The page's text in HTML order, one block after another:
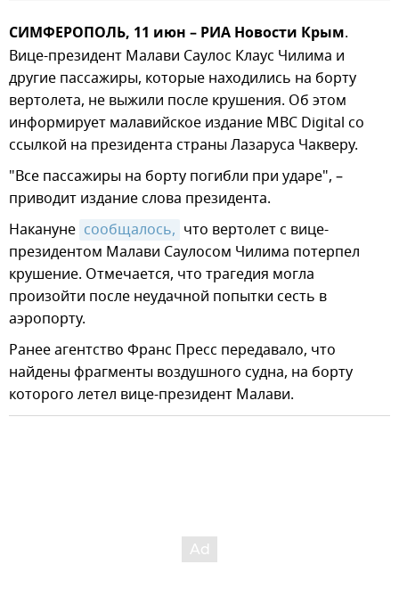
СИМФЕРОПОЛЬ, 11 июн – РИА Новости Крым.
Вице-президент Малави Саулос Клаус Чилима и
другие пассажиры, которые находились на борту
вертолета, не выжили после крушения. Об этом
информирует малавийское издание MBC Digital со
ссылкой на президента страны Лазаруса Чакверу.
"Все пассажиры на борту погибли при ударе", –
приводит издание слова президента.
Накануне сообщалось, что вертолет с вице-
президентом Малави Саулосом Чилима потерпел
крушение. Отмечается, что трагедия могла
произойти после неудачной попытки сесть в
аэропорту.
Ранее агентство Франс Пресс передавало, что
найдены фрагменты воздушного судна, на борту
которого летел вице-президент Малави.